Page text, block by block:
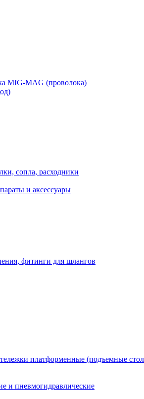
MIG-MAG (проволока)
сопла, расходники
и аксессуары
фитинги для шлангов
платформенные (подъемные
и пневмогидравлические